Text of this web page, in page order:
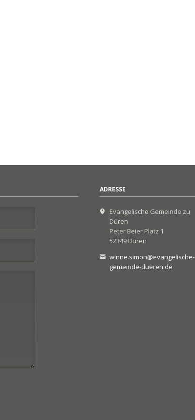
ADRESSE
Evangelische Gemeinde zu
Düren
Peter Beier Platz 1
52349 Düren
winne.simon@evangelische-
gemeinde-dueren.de